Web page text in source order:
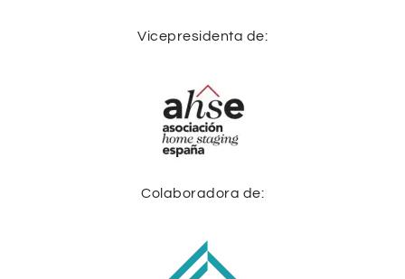
Vicepresidenta de:
Colaboradora de: